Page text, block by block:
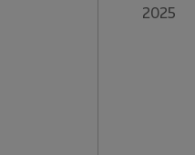
2025